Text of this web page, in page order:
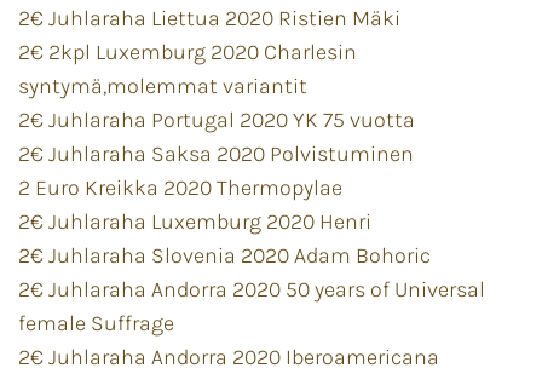
2€ Juhlaraha Liettua 2020 Ristien Mäki
2€ 2kpl Luxemburg 2020 Charlesin
syntymä,molemmat variantit
2€ Juhlaraha Portugal 2020 YK 75 vuotta
2€ Juhlaraha Saksa 2020 Polvistuminen
2 Euro Kreikka 2020 Thermopylae
2€ Juhlaraha Luxemburg 2020 Henri
2€ Juhlaraha Slovenia 2020 Adam Bohoric
2€ Juhlaraha Andorra 2020 50 years of Universal
female Suffrage
2€ Juhlaraha Andorra 2020 Iberoamericana